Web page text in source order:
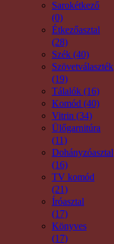
Sarokétkező
(0)
Étkezőasztal
(28)
Szék (40)
Szövetválaszték
(19)
Tálalók (16)
Komód (40)
Vitrin (34)
Ülőgarnitúra
(11)
Dohányzóasztal
(16)
TV komód
(21)
Íróasztal
(17)
Könyves
(17)